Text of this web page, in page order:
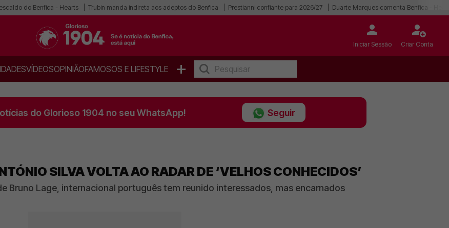
do Benfica - Hearts Trubin manda indireta aos adeptos do Benfica Prestianni confiante para 2026/27 Duarte Marques comenta Benfica -
Iniciar Sessão Criar Conta
VÍDEOSOPINIÃOFAMOSOS E LIFESTYLE +
do Glorioso 1904 no seu WhatsApp! Seguir
SILVA VOLTA AO RADAR DE ‘VELHOS CONHECIDOS’
Bruno Lage, internacional português tem reunido interessados, mas encarnados